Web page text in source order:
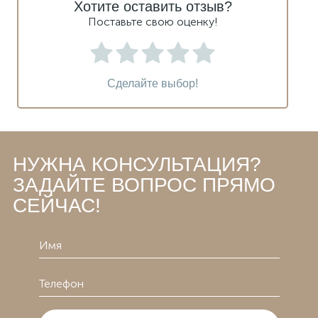
Хотите оставить отзыв?
Поставьте свою оценку!
Сделайте выбор!
НУЖНА КОНСУЛЬТАЦИЯ?
ЗАДАЙТЕ ВОПРОС ПРЯМО
СЕЙЧАС!